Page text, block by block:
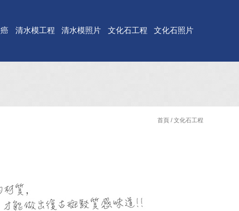
清水模工程 清水模照片 文化石工程 文化石照片
首頁 / 文化石工程